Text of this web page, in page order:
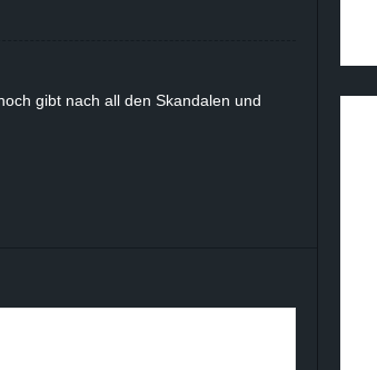
gibt nach all den Skandalen und